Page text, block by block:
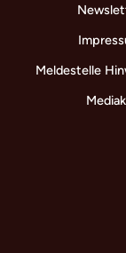
Meldestelle